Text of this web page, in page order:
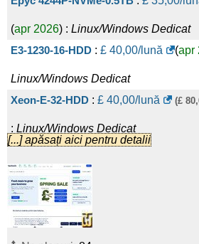
(apr 2026) : Linux/Windows Dedicat
E3-1230-16-HDD : £ 40,00/lună (apr
Linux/Windows Dedicat
Xeon-E-32-HDD : £ 40,00/lună (£
: Linux/Windows Dedicat
Epyc 4244P-NVMe-1TB:£ 40,00
(apr 2026 Linux/Windows
Ryzen 5 Pro-HDD
Linux/Windows Dedicat
[...] apăsați aici pentru detalii